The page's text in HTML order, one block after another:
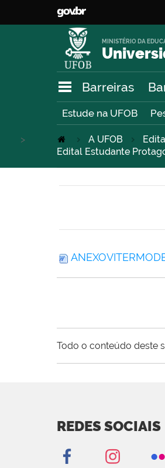
MINISTÉRIO DA
Barreiras
Estude na UFOB
A UFOB
>
Edital Estudante
Todo o conteúdo deste
REDES SOCIAIS